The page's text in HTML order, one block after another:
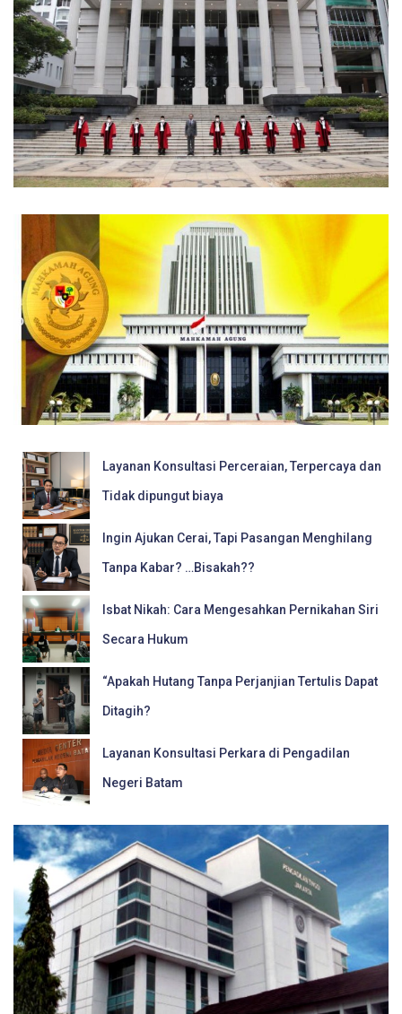
Layanan Konsultasi Perceraian, Terpercaya dan
Tidak dipungut biaya
Ingin Ajukan Cerai, Tapi Pasangan Menghilang
Tanpa Kabar? …Bisakah??
Isbat Nikah: Cara Mengesahkan Pernikahan Siri
Secara Hukum
“Apakah Hutang Tanpa Perjanjian Tertulis Dapat
Ditagih?
Layanan Konsultasi Perkara di Pengadilan
Negeri Batam